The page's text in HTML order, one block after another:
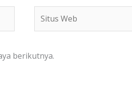
Web
berikutnya.